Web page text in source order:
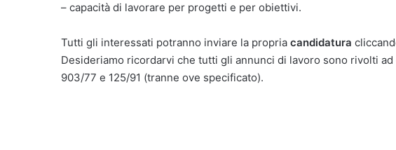
– capacità di lavorare per progetti e per obiettivi.
Tutti gli interessati potranno inviare la propria candidatura
Desideriamo ricordarvi che tutti gli annunci di lavoro sono rivolti
903/77 e 125/91 (tranne ove specificato).